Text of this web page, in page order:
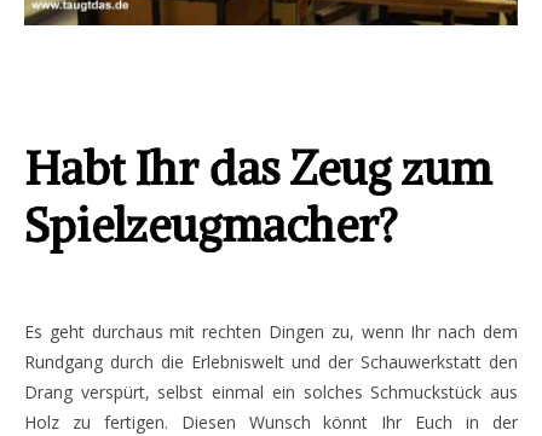
Habt Ihr das Zeug zum
Spielzeugmacher?
Es geht durchaus mit rechten Dingen zu, wenn Ihr nach dem
Rundgang durch die Erlebniswelt und der Schauwerkstatt den
Drang verspürt, selbst einmal ein solches Schmuckstück aus
Holz zu fertigen. Diesen Wunsch könnt Ihr Euch in der